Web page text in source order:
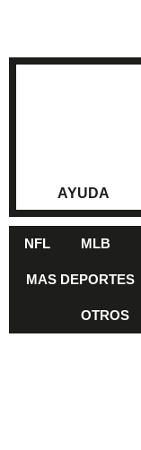
AYUDA
NFL MLB
MAS DEPORTES
OTROS